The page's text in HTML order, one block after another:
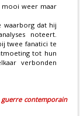
mooi weer maar
dat hij
noteert.
twee fanatici te
tot hun
verbonden
contemporain